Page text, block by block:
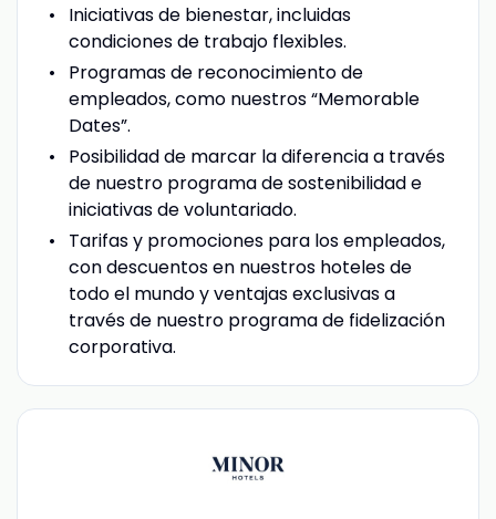
Iniciativas de bienestar, incluidas
condiciones de trabajo flexibles.
Programas de reconocimiento de
empleados, como nuestros “Memorable
Dates”.
Posibilidad de marcar la diferencia a través
de nuestro programa de sostenibilidad e
iniciativas de voluntariado.
Tarifas y promociones para los empleados,
con descuentos en nuestros hoteles de
todo el mundo y ventajas exclusivas a
través de nuestro programa de fidelización
corporativa.